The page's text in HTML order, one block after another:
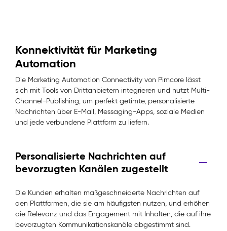
Konnektivität für Marketing
Automation
Die Marketing Automation Connectivity von Pimcore lässt
sich mit Tools von Drittanbietern integrieren und nutzt Multi-
Channel-Publishing, um perfekt getimte, personalisierte
Nachrichten über E-Mail, Messaging-Apps, soziale Medien
und jede verbundene Plattform zu liefern.
Personalisierte Nachrichten auf
bevorzugten Kanälen zugestellt
Die Kunden erhalten maßgeschneiderte Nachrichten auf
den Plattformen, die sie am häufigsten nutzen, und erhöhen
die Relevanz und das Engagement mit Inhalten, die auf ihre
bevorzugten Kommunikationskanäle abgestimmt sind.